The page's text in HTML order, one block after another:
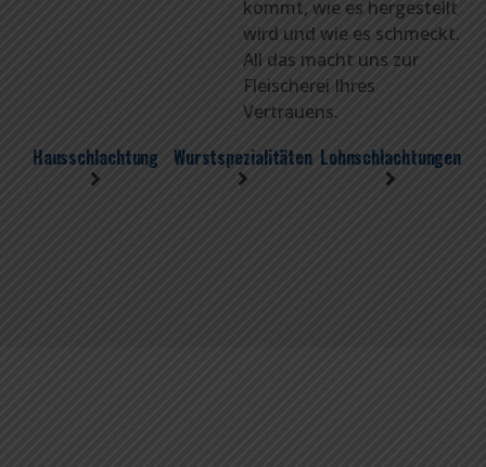
kommt, wie es hergestellt
wird und wie es schmeckt.
All das macht uns zur
Fleischerei Ihres
Vertrauens.
Hausschlachtung Wurstspezialitäten Lohnschlachtungen